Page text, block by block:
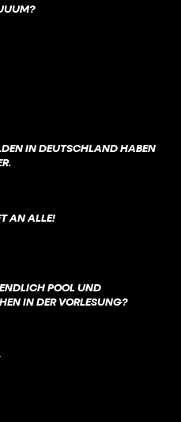
IN DEUTSCHLAND HABEN
AN ALLE!
POOL UND
IN DER VORLESUNG?